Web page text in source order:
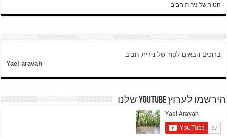
הטור של נירית חביב
ברוכים הבאים לטור של נירית חביב
Yael aravah
הירשמו לערוץ YOUTUBE שלנו